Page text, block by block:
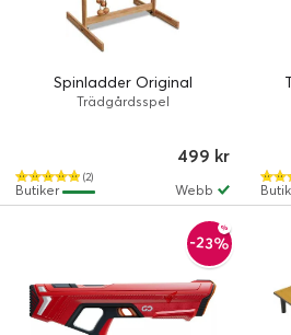
Spinladder Original
Trädgårdsspel
(2)
499 kr
Webb
Butiker
-23%